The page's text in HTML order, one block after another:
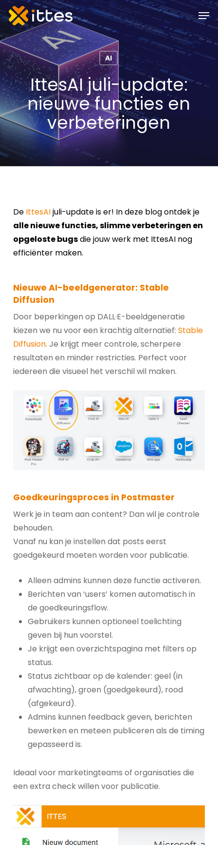
Skip
to
main
content
AI
IttesAI juli-update:
nieuwe functies en
verbeteringen
De IttesAIjuli-update is er! In deze blog ontdek je
alle nieuwe functies, slimme verbeteringen en
opgeloste bugsdie jouw werk met IttesAI nog
efficiënter maken.
Nieuwe AI-beeldgenerator: Stable
Diffusion
Door beperkingen op DALL·E-beeldgeneratie
kiezen we nu voor een krachtig alternatief: Stable
Diffusion. Je krijgt meer controle, scherpere
resultaten en minder restricties. Perfect voor
iedereen die visueel het verschil wil maken.
Goedkeuringsproces in Postmaster
Werk je in team aan content? Dan wil je controle
behouden.
Vanaf nu kan je instellen dat posts eerst
goedgekeurd moeten worden voor publicatie.
Alleen admins kunnen deze functie activeren.
Berichten van ‘users’ komen automatisch in
de goedkeuringsflow.
Gebruikers kunnen optioneel toelichting
geven bij hun voorstel.
Je krijgt een overzichtspagina met filters op
status.
Status zichtbaar op de kalender: geel (in
afwachting), groen (goedgekeurd), rood
(afgekeurd).
Admins kunnen feedback geven, berichten
bewerken en meteen publiceren als de timing
gepasseerd is.
Ideaal voor marketingteams of organisaties die
een extra check willen voor publicatie.